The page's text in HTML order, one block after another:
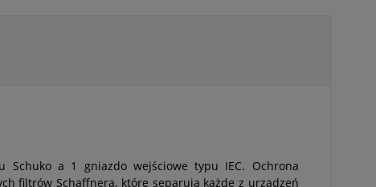
a 1 gniazdo wejściowe typu IEC. Ochrona
filtrów Schaffnera, które separują każde z urządzeń